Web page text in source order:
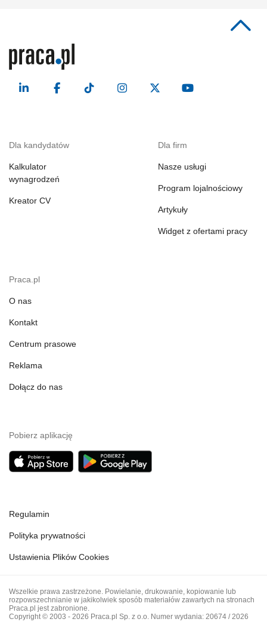
Dla kandydatów
Kalkulator
wynagrodzeń
Kreator CV
Dla firm
Nasze usługi
Program lojalnościowy
Artykuły
Widget z ofertami pracy
Praca.pl
O nas
Kontakt
Centrum prasowe
Reklama
Dołącz do nas
Pobierz aplikację
Regulamin
Polityka prywatności
Ustawienia Plików Cookies
Wszelkie prawa zastrzeżone. Powielanie, drukowanie, kopiowanie lub
rozpowszechnianie w jakikolwiek sposób materiałów zawartych na stronach
Praca.pl jest zabronione.
Copyright © 2003 - 2026 Praca.pl Sp. z o.o. Numer wydania: 20674 / 2026